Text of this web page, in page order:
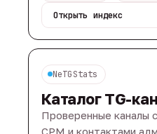
Открыть индекс
NeTGStats
Каталог TG-
Проверенные каналы
CPM и контактами